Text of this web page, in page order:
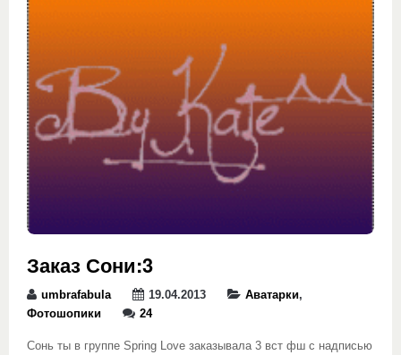
Заказ Сони:3
umbrafabula 19.04.2013 Аватарки,
Фотошопики
24
Сонь ты в группе Spring Love заказывала 3 вст фш с надписью